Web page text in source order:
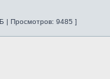
| Просмотров: 9485 ]